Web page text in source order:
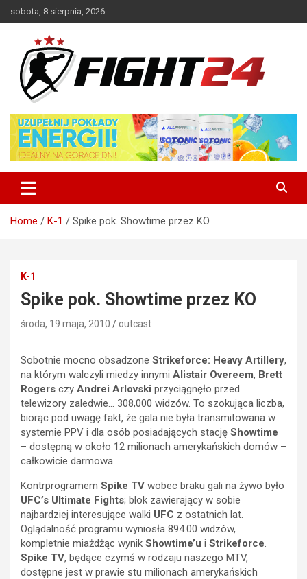
to
sobota, 8 sierpnia, 2026
FIGHT24.PL – MMA i K-1, UFC
Home K-1 Spike pok. Showtime przez KO
K-1
Spike pok. Showtime przez KO
środa, 19 maja, 2010 outcast
Sobotnie mocno obsadzone Strikeforce: Heavy Artillery,
na którym walczyli miedzy innymi Alistair Overeem, Brett
Rogers czy Andrei Arlovski przyciągnęło przed
telewizory zaledwie… 308,000 widzów. To szokująca liczba,
biorąc pod uwagę fakt, że gala nie była transmitowana w
systemie PPV i dla osób posiadających stację Showtime
– dostępną w około 12 milionach amerykańskich domów –
całkowicie darmowa.
Kontrprogramem Spike TV wobec braku gali na żywo było
UFC’s Ultimate Fights; blok zawierający w sobie
najbardziej interesujące walki UFC z ostatnich lat.
Oglądalność programu wyniosła 894.00 widzów,
kompletnie miażdżąc wynik Showtime’u i Strikeforce.
Spike TV, będące czymś w rodzaju naszego MTV,
dostępne jest w prawie stu milionach amerykańskich